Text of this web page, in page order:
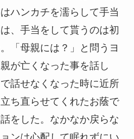
ハンカチを濡らして手当
、手当をして貰うのは初
「母親には？」と問うヨ
が亡くなった事を話し
話せなくなった時に近所
ち直らせてくれたお蔭で
をした。なかなか戻らな